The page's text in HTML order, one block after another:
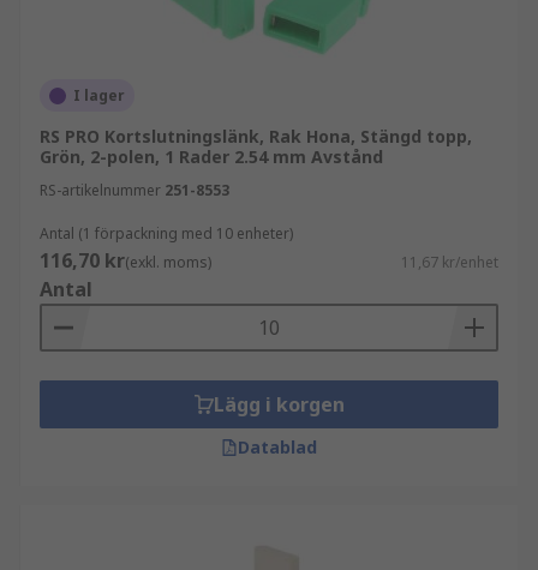
I lager
RS PRO Kortslutningslänk, Rak Hona, Stängd topp,
Grön, 2-polen, 1 Rader 2.54 mm Avstånd
RS-artikelnummer 251-8553
Antal (1 förpackning med 10 enheter)
116,70 kr(exkl. moms) 11,67 kr/enhet
Antal
Lägg i korgen
Datablad